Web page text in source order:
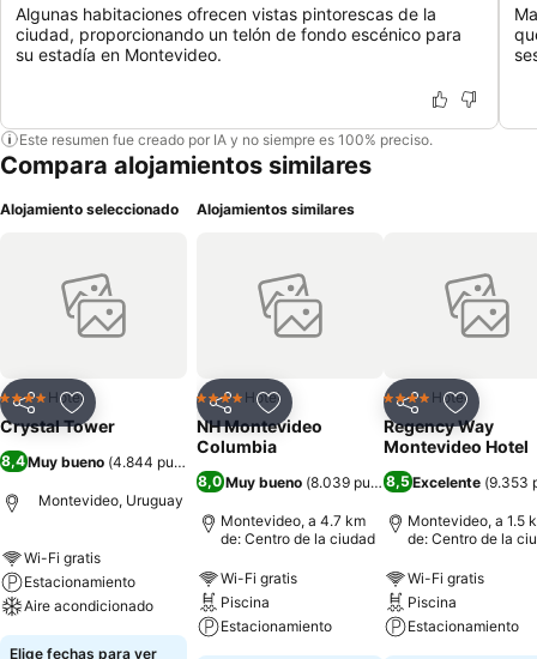
Algunas habitaciones ofrecen vistas pintorescas de la
ciudad, proporcionando un telón de fondo escénico para
su estadía en Montevideo.
Este resumen fue creado por IA y no siempre es 100% preciso.
Compara alojamientos similares
Alojamiento seleccionado
CompartirAgregar a favoritos
4 EstrellasHotel
Crystal Tower
8,4Muy bueno (4.844 puntuaciones
Montevideo, Uruguay
Wi-Fi gratis
Estacionamiento
Aire acondicionado
Elige fechas para ver
Alojamientos similares
CompartirAgregar a favoritos
4 EstrellasHotel
NH Montevideo
Columbia
8,0Muy bueno (8.039 puntuaciones)
Montevideo, a 4.7 km
de: Centro de la ciudad
Wi-Fi gratis
Piscina
Estacionamiento
CompartirAgregar
4 EstrellasHotel
Regency Way
Montevideo Hotel
8,5 Excelente (9.353
Montevideo, a 1.5
de: Centro de la
Wi-Fi gratis
Piscina
Estacionamiento